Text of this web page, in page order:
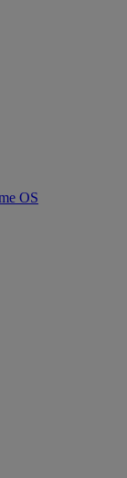
OS